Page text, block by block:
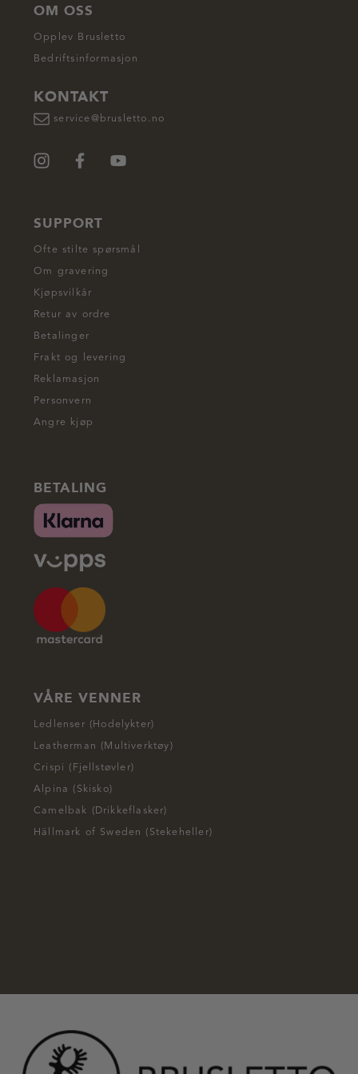
OM OSS
Opplev Brusletto
Bedriftsinformasjon
KONTAKT
service@brusletto.no
SUPPORT
Ofte stilte spørsmål
Om gravering
Kjøpsvilkår
Retur av ordre
Betalinger
Frakt og levering
Reklamasjon
Personvern
Angre kjøp
BETALING
VÅRE VENNER
Ledlenser (Hodelykter)
Leatherman (Multiverktøy)
Crispi (Fjellstøvler)
Alpina (Skisko)
Camelbak (Drikkeflasker)
Hällmark of Sweden (Stekeheller)